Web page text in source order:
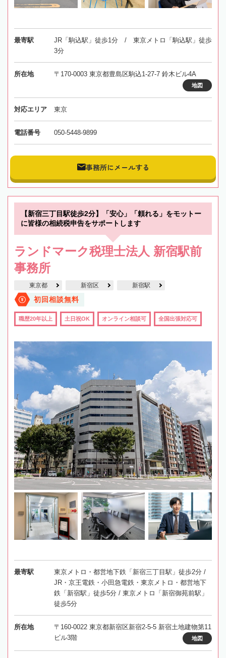
最寄駅
JR「駒込駅」徒歩1分 / 東京メトロ「駒込駅」徒歩
3分
所在地 〒170-0003 東京都豊島区駒込1-27-7 鈴木ビル4A
地図
対応エリア 東京
電話番号 050-5448-9899
事務所にメールする
【新宿三丁目駅徒歩2分】「安心」「頼れる」をモットー
に皆様の相続税申告をサポートします
ランドマーク税理士法人 新宿駅前
事務所
東京都 新宿区 新宿駅
初回相談無料
職歴20年以上 土日祝OK オンライン相談可 全国出張対応可
最寄駅
東京メトロ・都営地下鉄「新宿三丁目駅」徒歩2分 /
JR・京王電鉄・小田急電鉄・東京メトロ・都営地下
鉄「新宿駅」徒歩5分 / 東京メトロ「新宿御苑前駅」
徒歩5分
所在地
〒160-0022 東京都新宿区新宿2-5-5 新宿土地建物第11
ビル3階
地図